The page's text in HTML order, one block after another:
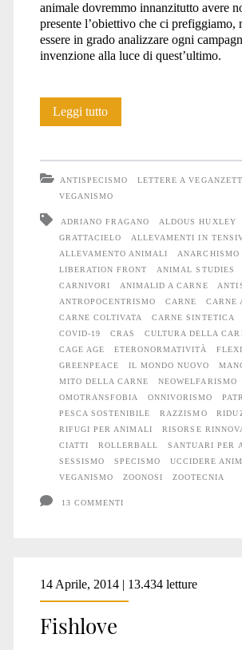
animale dovremmo innanzitutto avere
presente l’obiettivo che ci prefiggiamo,
essere in grado analizzare ogni
invenzione alla luce di quest’ultimo.
Leggi tuttoColtiviamo
la
carne
ANTISPECISMO
LETTERE A
VEGANISMO
ADRIANO FRAGANO ALDOUS HUXLEY
GRATTACIELO
ALLEVAMENTI IN
ALLEVAMENTO ANIMALI
ANARCHISMO
LIBERATION FRONT
ANIMAL STUDIES
CARNIVORI
ANIMALID A CARNE
ANTROPOCENTRISMO
CARNE
CARNE
CARNE COLTIVATA
CARNE SINTETICA
COVID-19
CRAS CULTURA DELLA
CAGE AGE
ETERONORMATIVITÀ
GREENPEACE
IL MONDO NUOVO
MITO DELLA CARNE
NEOWELFARISMO
OMOTRANSFOBIA
ONNIVORISMO
PESCA SOSTENIBILE
RAZZISMO
RIFUGI PER ANIMALI
RISORSE
CIATTI
ROLLERBALL
SANTUARI PER
SESSISMO
SPECISMO UCCIDERE
VEGANISMO
ZOONOSI ZOOTECNIA
13 COMMENTI
14 Aprile, 2014 | 13.434 letture
Fishlove